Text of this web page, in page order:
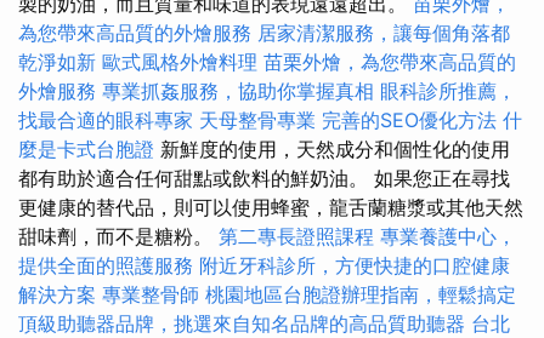
為您帶來高品質的外燴服務 居家清潔服務，讓每個角落都
乾淨如新 歐式風格外燴料理 苗栗外燴，為您帶來高品質的
外燴服務 專業抓姦服務，協助你掌握真相 眼科診所推薦，
找最合適的眼科專家 天母整骨專業 完善的SEO優化方法 什
麼是卡式台胞證 新鮮度的使用，天然成分和個性化的使用
都有助於適合任何甜點或飲料的鮮奶油。 如果您正在尋找
更健康的替代品，則可以使用蜂蜜，龍舌蘭糖漿或其他天然
甜味劑，而不是糖粉。 第二專長證照課程 專業養護中心，
提供全面的照護服務 附近牙科診所，方便快捷的口腔健康
解決方案 專業整骨師 桃園地區台胞證辦理指南，輕鬆搞定
頂級助聽器品牌，挑選來自知名品牌的高品質助聽器 台北